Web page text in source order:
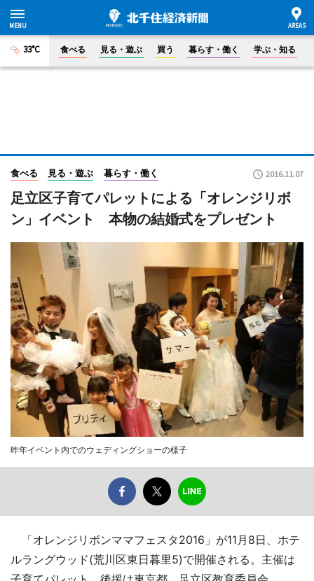
33°C 食べる 見る・遊ぶ 買う 暮らす・働く 学ぶ・知る
食べる 見る・遊ぶ 暮らす・働く 2016.11.07
足立区子育てパレットによる「オレンジリボ
ン」イベント 本物の結婚式をプレゼント
昨年イベント内でのウェディングショーの様子
「オレンジリボンママフェスタ2016」が11月8日、ホテ
ルラングウッド(荒川区東日暮里5)で開催される。主催は